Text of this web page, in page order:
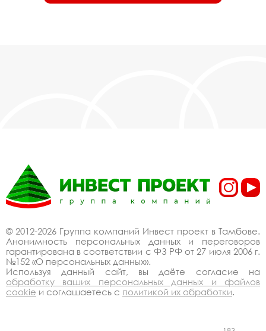
© 2012-2026 Группа компаний Инвест проект в Тамбове.
Анонимность персональных данных и переговоров
гарантирована в соответствии с ФЗ РФ от 27 июля 2006 г.
№152 «О персональных данных».
Используя данный сайт, вы даёте согласие на
обработку ваших персональных данных и файлов
cookie и соглашаетесь с политикой их обработки.